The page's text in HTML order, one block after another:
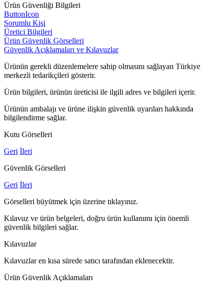
Ürün Güvenliği Bilgileri
ButtonIcon
Sorumlu Kişi
Üretici Bilgileri
Ürün Güvenlik Görselleri
Güvenlik Açıklamaları ve Kılavuzlar
Ürünün gerekli düzenlemelere sahip olmasını sağlayan Türkiye
merkezli tedarikçileri gösterir.
Ürün bilgileri, ürünün üreticisi ile ilgili adres ve bilgileri içerir.
Ürünün ambalajı ve ürüne ilişkin güvenlik uyarıları hakkında
bilgilendirme sağlar.
Kutu Görselleri
Geri İleri
Güvenlik Görselleri
Geri İleri
Görselleri büyütmek için üzerine tıklayınız.
Kılavuz ve ürün belgeleri, doğru ürün kullanımı için önemli
güvenlik bilgileri sağlar.
Kılavuzlar
Kılavuzlar en kısa sürede satıcı tarafından eklenecektir.
Ürün Güvenlik Açıklamaları